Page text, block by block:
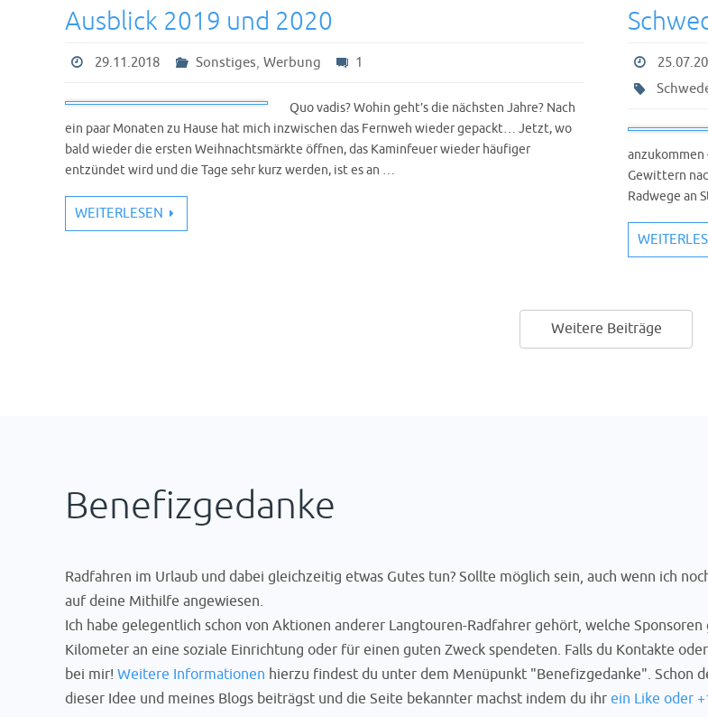
Ausblick 2019 und 2020
29.11.2018 Sonstiges, Werbung 1
Quo vadis? Wohin geht’s die nächsten Jahre? Nach
ein paar Monaten zu Hause hat mich inzwischen das Fernweh wieder gepackt… Jetzt, wo
bald wieder die ersten Weihnachtsmärkte öffnen, das Kaminfeuer wieder häufiger
entzündet wird und die Tage sehr kurz werden, ist es an …
WEITERLESEN
anzukommen
Gewittern
Radwege an
Weitere Beiträge
Benefizgedanke
Radfahren im Urlaub und dabei gleichzeitig etwas Gutes tun? Sollte möglich sein, auch wenn ich
auf deine Mithilfe angewiesen.
Ich habe gelegentlich schon von Aktionen anderer Langtouren-Radfahrer gehört, welche
Kilometer an eine soziale Einrichtung oder für einen guten Zweck spendeten. Falls du Kontakte
bei mir! Weitere Informationen hierzu findest du unter dem Menüpunkt "Benefizgedanke". Schon
dieser Idee und meines Blogs beiträgst und die Seite bekannter machst indem du ihr ein Like oder